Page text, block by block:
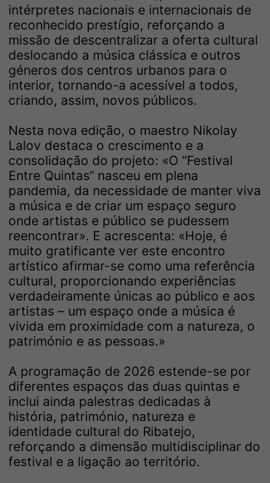
intérpretes nacionais e internacionais de
reconhecido prestígio, reforçando a
missão de descentralizar a oferta cultural
deslocando a música clássica e outros
géneros dos centros urbanos para o
interior, tornando-a acessível a todos,
criando, assim, novos públicos.
Nesta nova edição, o maestro Nikolay
Lalov destaca o crescimento e a
consolidação do projeto: «O “Festival
Entre Quintas“ nasceu em plena
pandemia, da necessidade de manter viva
a música e de criar um espaço seguro
onde artistas e público se pudessem
reencontrar». E acrescenta: «Hoje, é
muito gratificante ver este encontro
artístico afirmar-se como uma referência
cultural, proporcionando experiências
verdadeiramente únicas ao público e aos
artistas – um espaço onde a música é
vivida em proximidade com a natureza, o
património e as pessoas.»
A programação de 2026 estende-se por
diferentes espaços das duas quintas e
inclui ainda palestras dedicadas à
história, património, natureza e
identidade cultural do Ribatejo,
reforçando a dimensão multidisciplinar do
festival e a ligação ao território.